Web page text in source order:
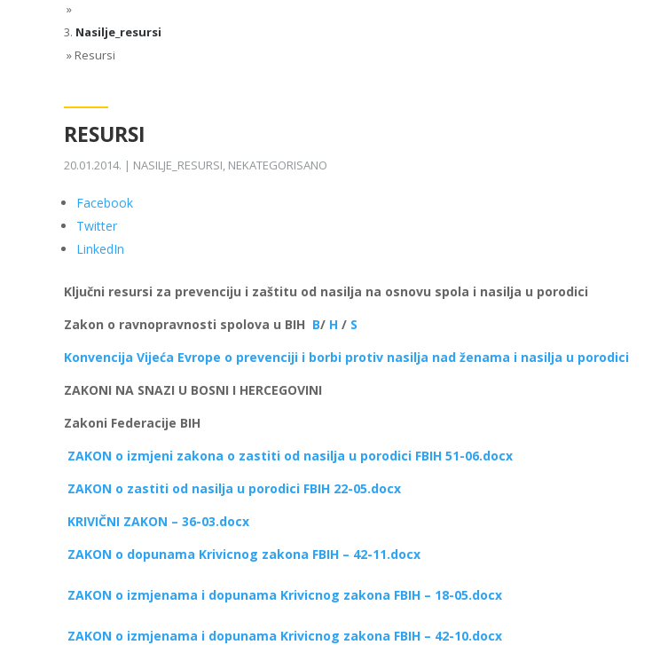
»
Nasilje_resursi
» Resursi
RESURSI
20.01.2014. | NASILJE_RESURSI, NEKATEGORISANO
Facebook
Twitter
LinkedIn
Ključni resursi za prevenciju i zaštitu od nasilja na osnovu spola i nasilja u porodici
Zakon o ravnopravnosti spolova u BIH B/ H / S
Konvencija Vijeća Evrope o prevenciji i borbi protiv nasilja nad ženama i nasilja u porodici
ZAKONI NA SNAZI U BOSNI I HERCEGOVINI
Zakoni Federacije BIH
ZAKON o izmjeni zakona o zastiti od nasilja u porodici FBIH 51-06.docx
ZAKON o zastiti od nasilja u porodici FBIH 22-05.docx
KRIVIČNI ZAKON – 36-03.docx
ZAKON o dopunama Krivicnog zakona FBIH – 42-11.docx
ZAKON o izmjenama i dopunama Krivicnog zakona FBIH – 18-05.docx
ZAKON o izmjenama i dopunama Krivicnog zakona FBIH – 42-10.docx